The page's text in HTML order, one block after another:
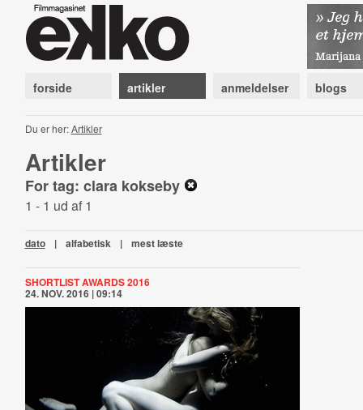
forside artikler anmeldelser blogs
Du er her:Artikler
Artikler
For tag: clara kokseby
1 - 1 ud af 1
dato | alfabetisk | mest læste
SHORTLIST AWARDS 2016
24. NOV. 2016 | 09:14